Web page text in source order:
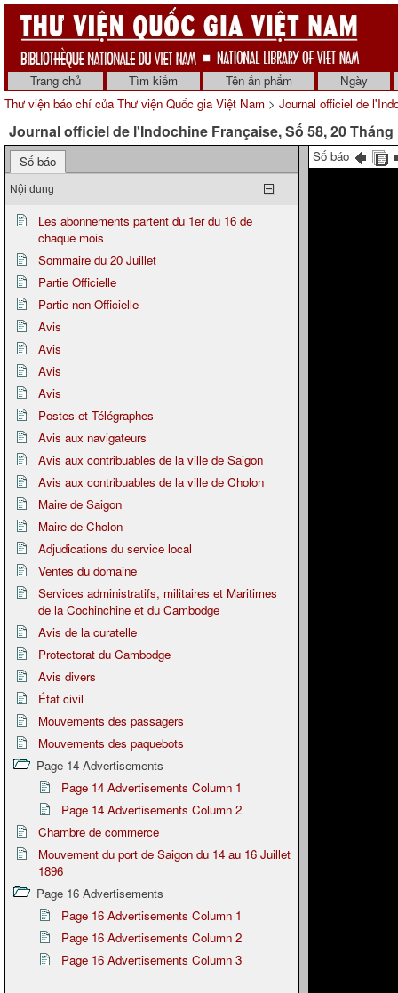
Trang chủ Tìm kiếm Tên ấn phẩm
Ngày
Thư viện báo chí của Thư viện Quốc gia Việt Nam > Journal officiel de
Journal officiel de l'Indochine Française, Số 58, 20
Số báo
Nội dung
Les abonnements partent du 1er du 16 de
chaque mois
Sommaire du 20 Juillet
Partie Officielle
Partie non Officielle
Avis
Avis
Avis
Avis
Postes et Télégraphes
Avis aux navigateurs
Avis aux contribuables de la ville de Saigon
Avis aux contribuables de la ville de Cholon
Maire de Saigon
Maire de Cholon
Adjudications du service local
Ventes du domaine
Services administratifs, militaires et Maritimes
de la Cochinchine et du Cambodge
Avis de la curatelle
Protectorat du Cambodge
Avis divers
État civil
Mouvements des passagers
Mouvements des paquebots
Page 14 Advertisements
Page 14 Advertisements Column 1
Page 14 Advertisements Column 2
Chambre de commerce
Mouvement du port de Saigon du 14 au 16 Juillet
1896
Page 16 Advertisements
Page 16 Advertisements Column 1
Page 16 Advertisements Column 2
Page 16 Advertisements Column 3
Số báo